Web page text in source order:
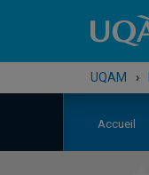
UQAM ›
Accueil